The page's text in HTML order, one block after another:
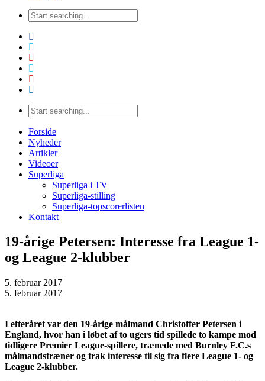
Forside
Nyheder
Artikler
Videoer
Superliga
Superliga i TV
Superliga-stilling
Superliga-topscorerlisten
Kontakt
19-årige Petersen: Interesse fra League 1-
og League 2-klubber
5. februar 2017
5. februar 2017
I efteråret var den 19-årige målmand Christoffer Petersen i
England, hvor han i løbet af to ugers tid spillede to kampe mod
tidligere Premier League-spillere, trænede med Burnley F.C.s
målmandstræner og trak interesse til sig fra flere League 1- og
League 2-klubber.